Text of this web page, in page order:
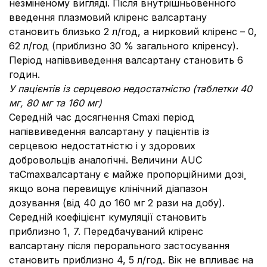
незміненому вигляді. Після внутрішньовенного
введення плазмовий кліренс валсартану
становить близько 2 л/год, а нирковий кліренс – 0,
62 л/год (приблизно 30 % загального кліренсу).
Період напіввиведення валсартану становить 6
годин.
У пацієнтів із серцевою недостатністю(таблетки40
мг, 80 мг та160 мг)
Середній час досягнення Cmaxі період
напіввиведення валсартану у пацієнтів із
серцевою недостатністю і у здорових
добровольців аналогічні. Величини AUC
таCmaxвалсартану є майже пропорційними дозі¸
якщо вона перевищує клінічний діапазон
дозування (від 40 до 160 мг 2 рази на добу).
Середній коефіцієнт кумуляції становить
приблизно 1, 7. Передбачуваний кліренс
валсартану після перорального застосування
становить приблизно 4, 5 л/год. Вік не впливає на